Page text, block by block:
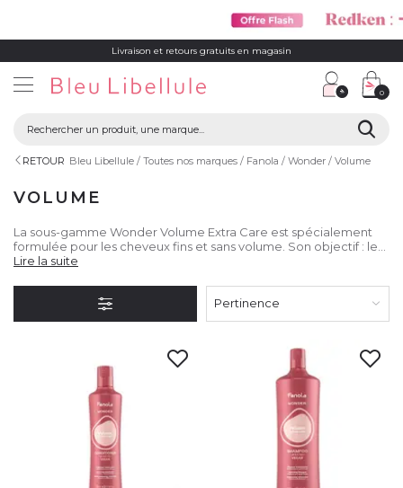
Livraison et retours gratuits en magasin
0
RETOUR Bleu Libellule Toutes nos marques Fanola Wonder Volume
VOLUME
La sous-gamme Wonder Volume Extra Care est spécialement
formulée pour les cheveux fins et sans volume. Son objectif : leur
offrir du corps, de la texture et une légèreté absolue sans les
Lire la suite
Pertinence